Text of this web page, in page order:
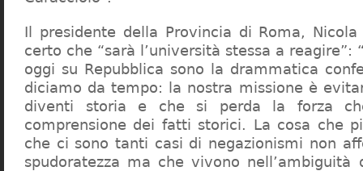
Il presidente della Provincia di Roma,
certo che “sarà l’università stessa a reagire”:
oggi su Repubblica sono la drammatica
diciamo da tempo: la nostra missione è
diventi storia e che si perda la forza
comprensione dei fatti storici. La cosa che
che ci sono tanti casi di negazionismi non
spudoratezza ma che vivono nell’ambiguità